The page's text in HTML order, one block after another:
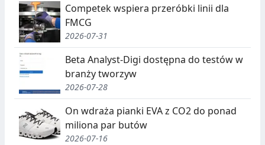
Competek wspiera przeróbki linii dla
FMCG
2026-07-31
Beta Analyst-Digi dostępna do testów w
branży tworzyw
2026-07-28
On wdraża pianki EVA z CO2 do ponad
miliona par butów
2026-07-16